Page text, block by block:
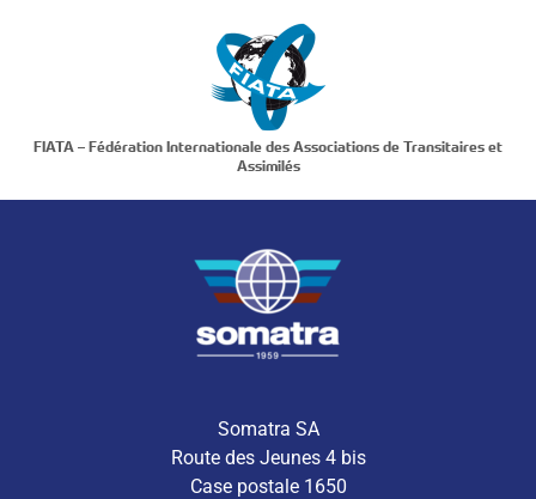
FIATA – Fédération Internationale des Associations de Transitaires et
Assimilés
Somatra SA
Route des Jeunes 4 bis
Case postale 1650